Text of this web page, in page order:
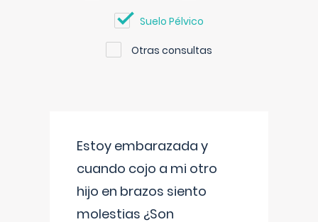
Suelo Pélvico
Otras consultas
Estoy embarazada y
cuando cojo a mi otro
hijo en brazos siento
molestias ¿Son